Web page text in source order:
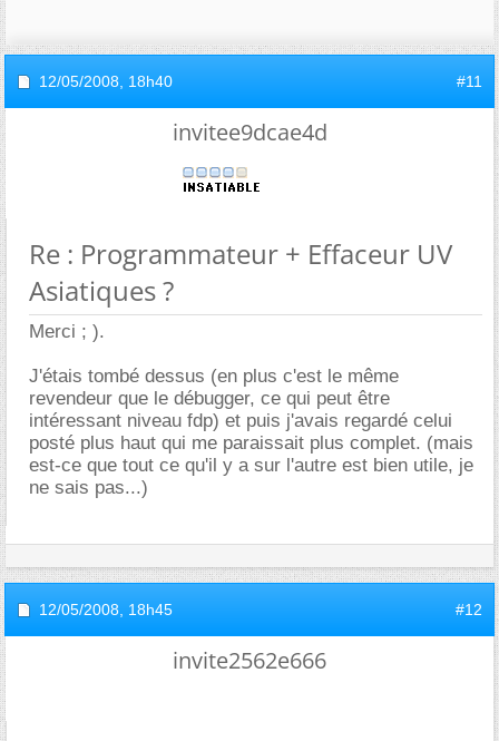
12/05/2008, 18h40 #11
invitee9dcae4d
Re : Programmateur + Effaceur UV
Asiatiques ?
Merci ; ).
J'étais tombé dessus (en plus c'est le même
revendeur que le débugger, ce qui peut être
intéressant niveau fdp) et puis j'avais regardé celui
posté plus haut qui me paraissait plus complet. (mais
est-ce que tout ce qu'il y a sur l'autre est bien utile, je
ne sais pas...)
12/05/2008, 18h45 #12
invite2562e666